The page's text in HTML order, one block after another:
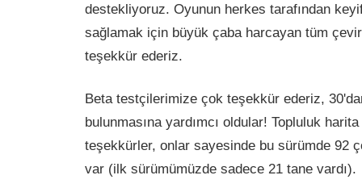
destekliyoruz. Oyunun herkes tarafından
sağlamak için büyük çaba harcayan tüm
teşekkür ederiz.
Beta testçilerimize çok teşekkür ederiz,
bulunmasına yardımcı oldular! Topluluk harita
teşekkürler, onlar sayesinde bu sürümde 92
var (ilk sürümümüzde sadece 21 tane vardı).